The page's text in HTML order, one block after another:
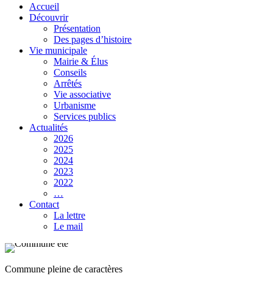
Accueil
Découvrir
Présentation
Des pages d’histoire
Vie municipale
Mairie & Élus
Conseils
Arrêtés
Vie associative
Urbanisme
Services publics
Actualités
2026
2025
2024
2023
2022
…
Contact
La lettre
Le mail
Commune pleine de caractères